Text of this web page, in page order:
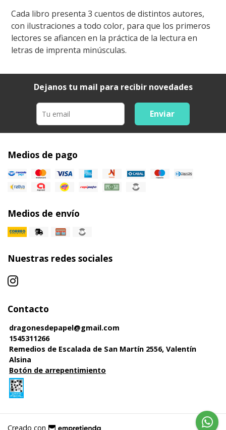
Cada libro presenta 3 cuentos de distintos autores,
con ilustraciones a todo color, para que los primeros
lectores se afiancen en la práctica de la lectura en
letras de imprenta minúsculas.
Dejanos tu mail para recibir novedades
Enviar
Medios de pago
Medios de envío
Nuestras redes sociales
Contacto
dragonesdepapel@gmail.com
1545311266
Remedios de Escalada de San Martín 2556, Valentín
Alsina
Botón de arrepentimiento
Creado con